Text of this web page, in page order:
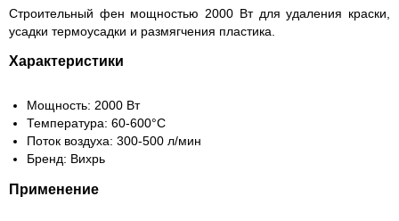
Строительный фен мощностью 2000 Вт для удаления краски,
усадки термоусадки и размягчения пластика.
Характеристики
Мощность: 2000 Вт
Температура: 60-600°C
Поток воздуха: 300-500 л/мин
Бренд: Вихрь
Применение